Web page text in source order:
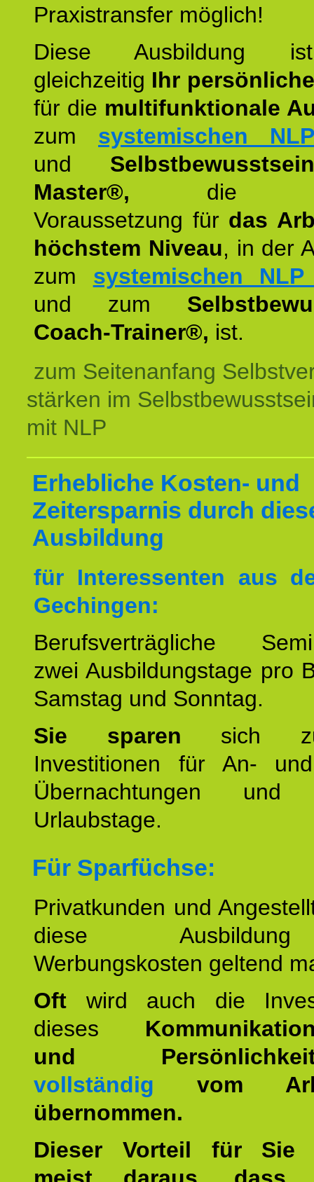
Praxistransfer möglich!
Diese Ausbildung
gleichzeitig Ihr
für die multifunktionale
zum systemischen
und
Master®, die
Voraussetzung für das
höchstem Niveau, in der
zum systemischen
und zum
Coach-Trainer®, ist.
zum Seitenanfang
stärken im
mit NLP
Erhebliche Kosten- und
Zeitersparnis durch
Ausbildung
für Interessenten aus
Gechingen:
Berufsverträgliche
zwei Ausbildungstage pro
Samstag und Sonntag.
Sie sparen sich
Investitionen für An-
Übernachtungen und
Urlaubstage.
Für Sparfüchse:
Privatkunden und
diese
Werbungskosten geltend
Oft wird auch die
dieses
und
vollständig vom
übernommen.
Dieser Vorteil für Sie